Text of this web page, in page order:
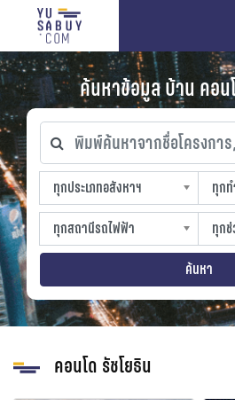
ค้นหาข้อมูล บ้าน คอน
พิมพ์ค้นหาจากชื่อโครงการ, ทำ
ทุกประเภทอสังหาฯ
ทุกประเภทอสังหาฯ
sproperty
ทุกทำเลที่ตั้ง
ทุก
ทุกสถานีรถไฟฟ้า
ทุกสถานีรถไฟฟ้า
strain-station
ทุกช่วงราคา
ทุก
sprice
ค้นหา
คอนโด รัชโยธิน